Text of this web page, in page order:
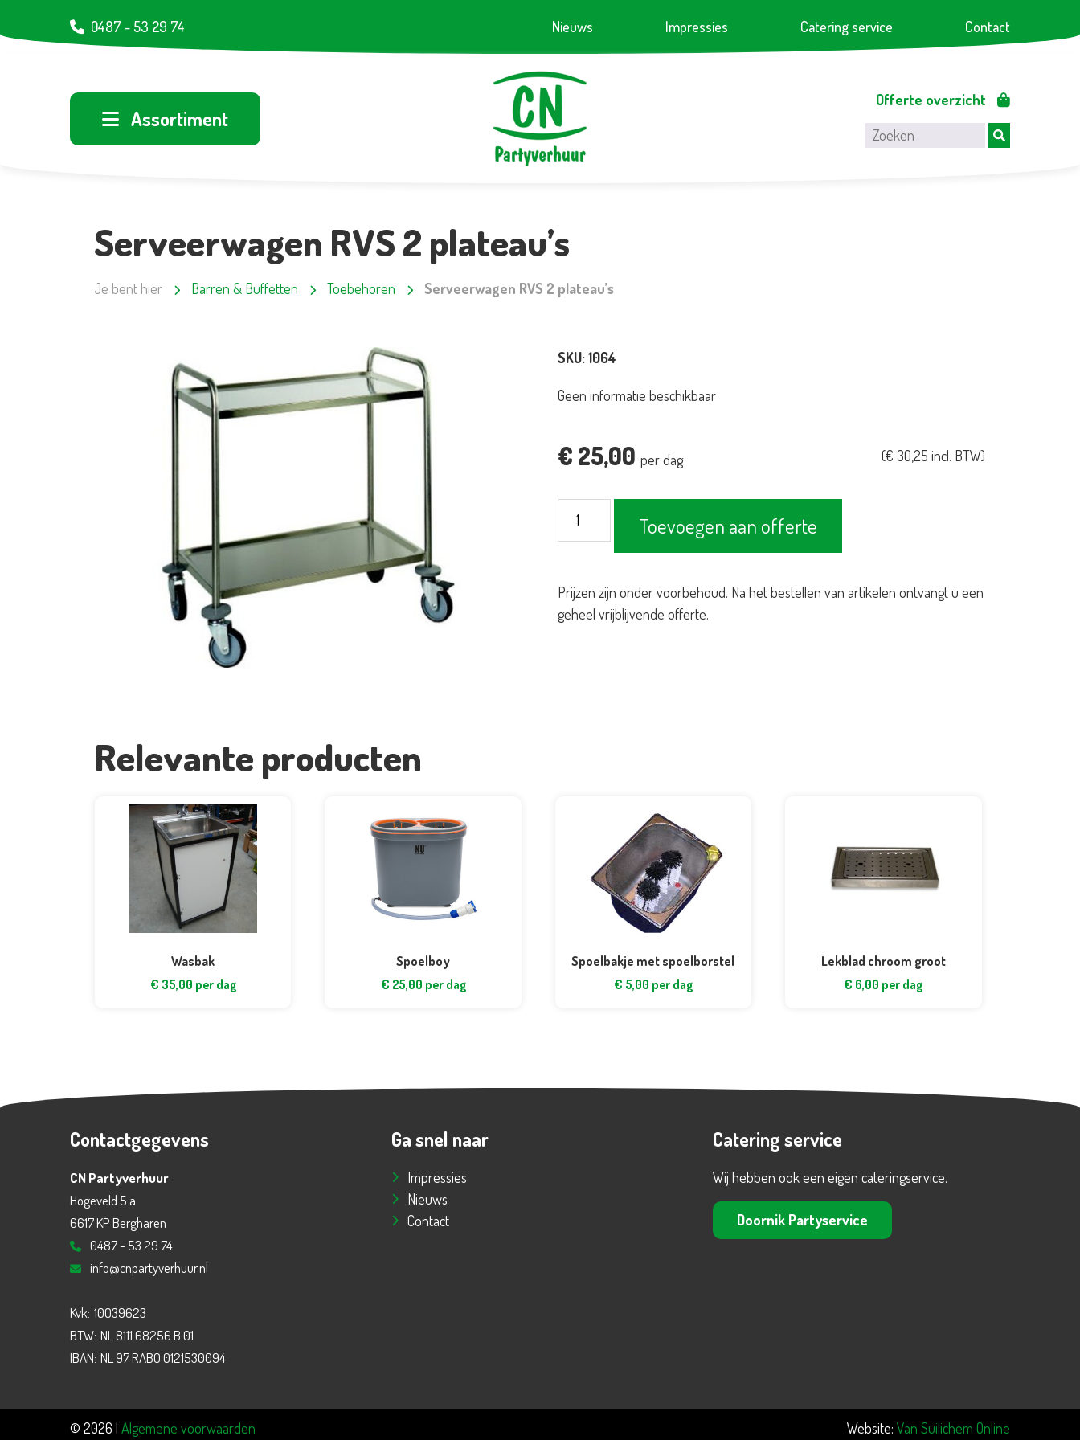
0487 - 53 29 74 Nieuws Impressies Catering service Contact
Assortiment
Offerte overzicht
Serveerwagen RVS 2 plateau’s
Je bent hier Barren & Buffetten Toebehoren Serveerwagen RVS 2 plateau’s
SKU:1064
Geen informatie beschikbaar
€ 25,00 per dag (€ 30,25 incl. BTW)
RVS
aantal
Toevoegen aan offerte
Prijzen zijn onder voorbehoud. Na het bestellen van artikelen ontvangt u een
geheel vrijblijvende offerte.
Relevante producten
Wasbak
€ 35,00 per dag
Spoelboy
€ 25,00 per dag
Spoelbakje met spoelborstel
€ 5,00 per dag
Lekblad chroom groot
€ 6,00 per dag
Contactgegevens
CN Partyverhuur
Hogeveld 5 a
6617 KP Bergharen
0487 - 53 29 74
info@cnpartyverhuur.nl
Kvk: 10039623
BTW: NL 8111 68256 B 01
IBAN: NL 97 RABO 0121530094
Ga snel naar
Impressies
Nieuws
Contact
Catering service
Wij hebben ook een eigen cateringservice.
Doornik Partyservice
© 2026 | Algemene voorwaarden Website: Van Suilichem Online